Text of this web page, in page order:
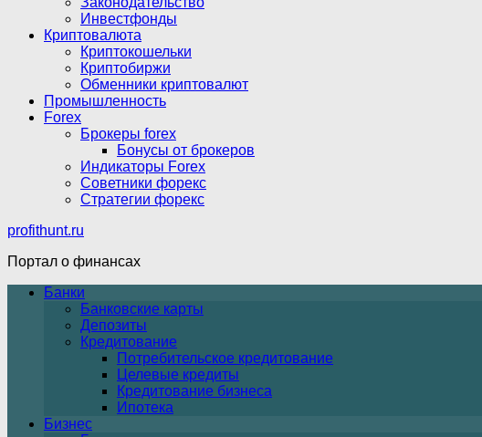
Инвестфонды
Криптовалюта
Криптокошельки
Криптобиржи
Обменники криптовалют
Промышленность
Forex
Брокеры forex
Бонусы от брокеров
Индикаторы Forex
Советники форекс
Стратегии форекс
profithunt.ru
Портал о финансах
Банки
Банковские карты
Депозиты
Кредитование
Потребительское кредитование
Целевые кредиты
Кредитование бизнеса
Ипотека
Бизнес